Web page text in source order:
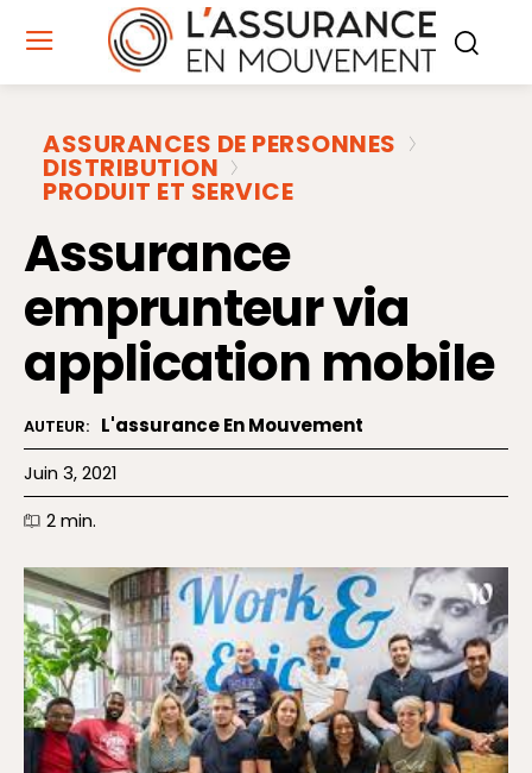
ASSURANCES DE PERSONNES
DISTRIBUTION
PRODUIT ET SERVICE
Assurance
emprunteur via
application mobile
AUTEUR: L'assurance En Mouvement
Juin 3, 2021
2min.